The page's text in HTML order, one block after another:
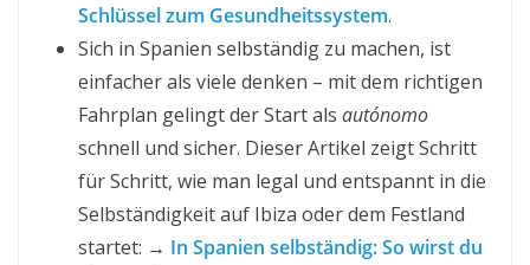
Schlüssel zum Gesundheitssystem.
Sich in Spanien selbständig zu machen, ist
einfacher als viele denken – mit dem richtigen
Fahrplan gelingt der Start als autónomo
schnell und sicher. Dieser Artikel zeigt Schritt
für Schritt, wie man legal und entspannt in die
Selbständigkeit auf Ibiza oder dem Festland
startet: → In Spanien selbständig: So wirst du